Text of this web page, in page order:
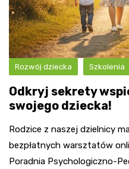
Rozwój dziecka Szkolenia
Odkryj sekrety
swojego dziecka!
Rodzice z naszej dzielnicy
bezpłatnych warsztatów
Poradnia Psychologiczno-